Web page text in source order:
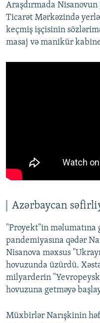
Araşdırmada
Ticarət Mərkəzində
keçmiş işçisinin
masaj və manikür
Azərbaycan
"Proyekt"in məlumatına
pandemiyasına qədər
Nisanova məxsus
hovuzunda üzürdü.
milyarderin
hovuzuna getməyə
Müxbirlər Narışkinin